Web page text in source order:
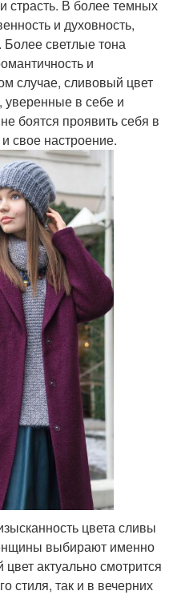
страсть. В более темных
и духовность,
Более светлые тона
и
случае, сливовый цвет
уверенные в себе и
боятся проявить себя в
свое настроение.
цвета сливы
выбирают именно
актуально смотрится
стиля, так и в вечерних